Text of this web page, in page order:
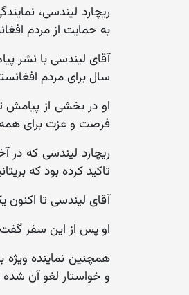
ریچارد لیندسی،
به حمایت از مردم
آقای لیندسی با نشر
سال برای مردم
او در بخشی از پیامش
فرصت و عزت برای
ریچارد لیندسی که در
تاکید کرده بود که
آقای لیندسی تا
او پس از این سفر گفت
همچنین نماینده ویژه
و خواستار لغو آن